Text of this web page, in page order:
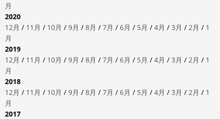
月
2020
12月 / 11月 / 10月 / 9月 / 8月 / 7月 / 6月 / 5月 / 4月 / 3月 / 2月 / 1
月
2019
12月 / 11月 / 10月 / 9月 / 8月 / 7月 / 6月 / 5月 / 4月 / 3月 / 2月 / 1
月
2018
12月 / 11月 / 10月 / 9月 / 8月 / 7月 / 6月 / 5月 / 4月 / 3月 / 2月 / 1
月
2017